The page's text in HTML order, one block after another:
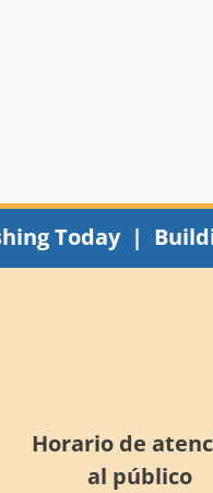
Today |
Horario de
al público